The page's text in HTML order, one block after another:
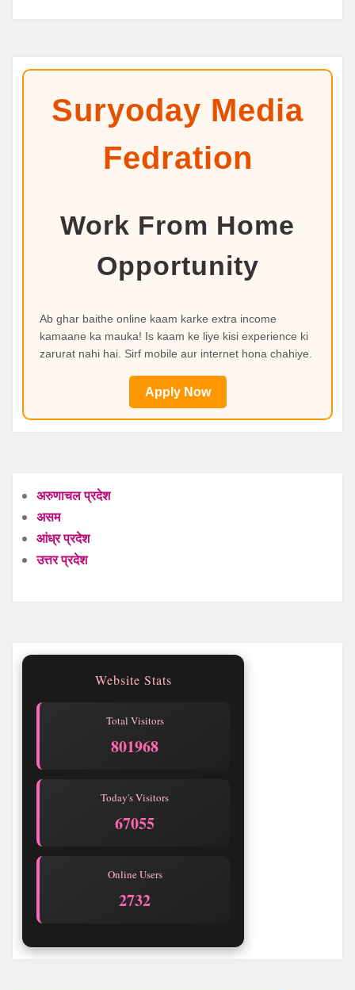
Suryoday Media
Fedration
Work From Home
Opportunity
Ab ghar baithe online kaam karke extra income
kamaane ka mauka! Is kaam ke liye kisi experience ki
zarurat nahi hai. Sirf mobile aur internet hona chahiye.
Apply Now
अरुणाचल प्रदेश
असम
आंध्र प्रदेश
उत्तर प्रदेश
Website Stats
Total Visitors
801968
Today's Visitors
67055
Online Users
2732